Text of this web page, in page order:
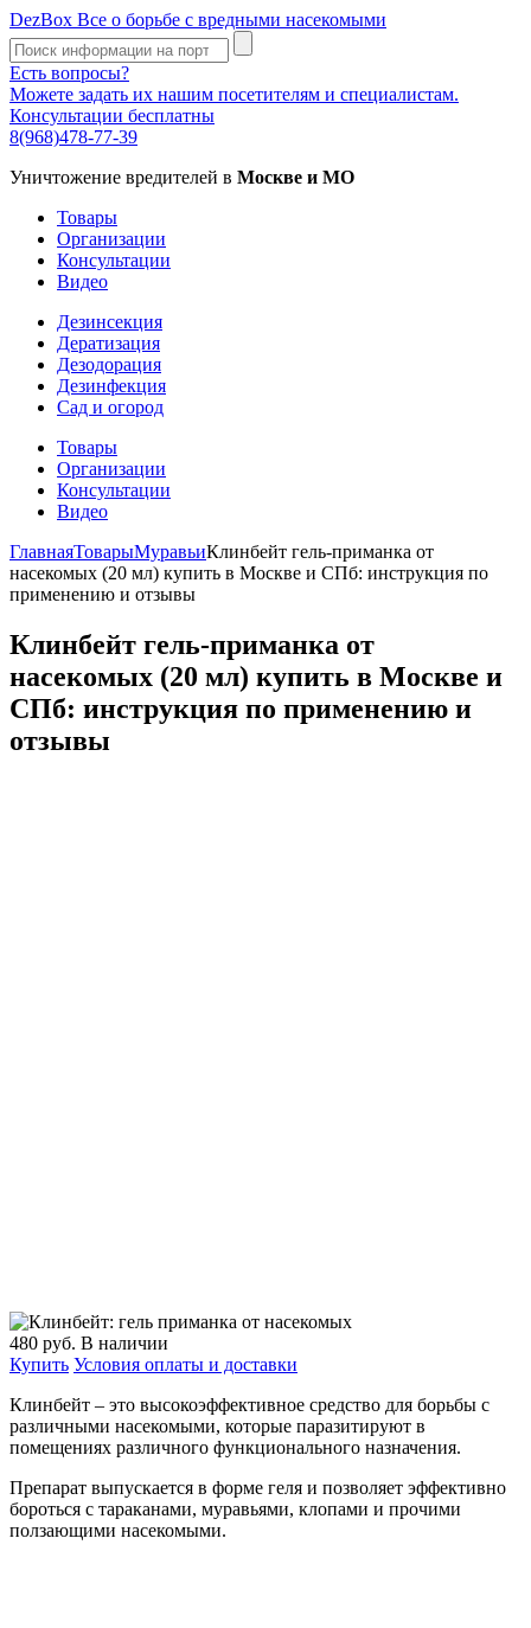
DezBox Все о борьбе с вредными насекомыми
Есть вопросы?
Можете задать их нашим посетителям и специалистам.
Консультации бесплатны
8(968)478-77-39
Уничтожение вредителей в Москве и МО
Товары
Организации
Консультации
Видео
Дезинсекция
Дератизация
Дезодорация
Дезинфекция
Сад и огород
Товары
Организации
Консультации
Видео
ГлавнаяТоварыМуравьиКлинбейт гель-приманка от
насекомых (20 мл) купить в Москве и СПб: инструкция по
применению и отзывы
Клинбейт гель-приманка от
насекомых (20 мл) купить в Москве и
СПб: инструкция по применению и
отзывы
480 руб. В наличии
Купить Условия оплаты и доставки
Клинбейт – это высокоэффективное средство для борьбы с
различными насекомыми, которые паразитируют в
помещениях различного функционального назначения.
Препарат выпускается в форме геля и позволяет эффективно
бороться с тараканами, муравьями, клопами и прочими
ползающими насекомыми.